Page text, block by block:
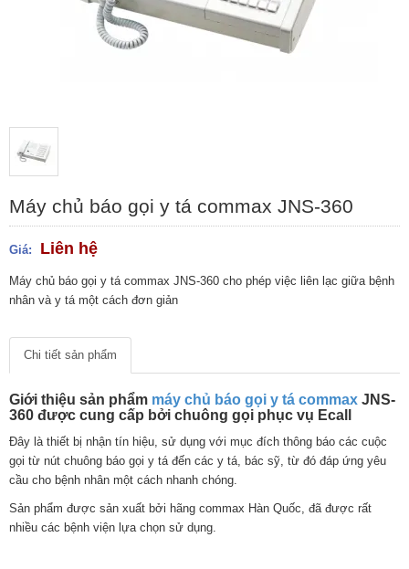
Máy chủ báo gọi y tá commax JNS-360
Giá: Liên hệ
Máy chủ báo gọi y tá commax JNS-360 cho phép việc liên lạc giữa bệnh
nhân và y tá một cách đơn giản
Chi tiết sản phẩm
Giới thiệu sản phẩm máy chủ báo gọi y tá commax JNS-
360 được cung cấp bởi chuông gọi phục vụ Ecall
Đây là thiết bị nhận tín hiệu, sử dụng với mục đích thông báo các cuộc
gọi từ nút chuông báo gọi y tá đến các y tá, bác sỹ, từ đó đáp ứng yêu
cầu cho bệnh nhân một cách nhanh chóng.
Sản phẩm được sản xuất bởi hãng commax Hàn Quốc, đã được rất
nhiều các bệnh viện lựa chọn sử dụng.